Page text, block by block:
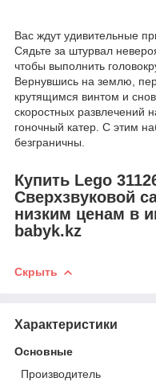
Вас ждут удивительные
Сядьте за штурвал
чтобы выполнить
Вернувшись на землю,
крутящимся винтом и
скоростных развлечений
гоночный катер. С этим
безграничны.
Купить Lego
Сверхзвуковой
низким ценам в
babyk.kz
Скрыть
Характеристики
Основные
Производитель